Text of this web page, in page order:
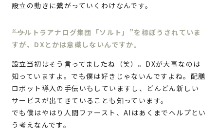
設立の動きに繋がっていくわけなんです。
“ウルトラアナログ集団「ソルト」”を標ぼうされていま
すが、DXとかは意識しないんですか。
設立当初はそう言ってましたね（笑）。DXが大事なのは
知っていますよ。でも僕は好きじゃないんですよね。配膳
ロボット導入の手伝いもしていますし、どんどん新しい
サービスが出てきていることも知っています。
でも僕はやはり人間ファースト、AIはあくまでヘルプとい
う考えなんです。